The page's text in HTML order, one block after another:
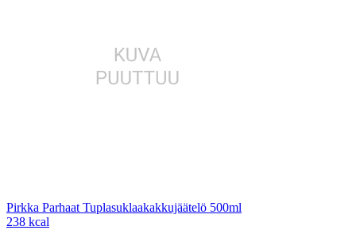
Pirkka Parhaat Tuplasuklaakakkujäätelö 500ml
238 kcal